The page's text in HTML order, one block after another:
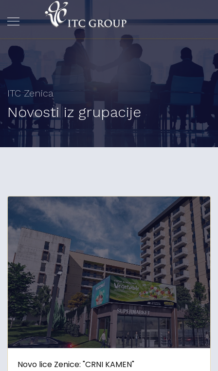
ITC Zenica
Novosti iz grupacije
Novo lice Zenice: "CRNI KAMEN"